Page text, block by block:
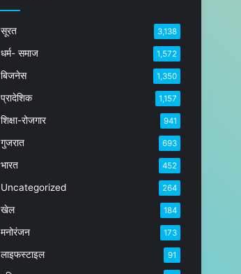
सूरत 3,138
धर्म- समाज 1,572
बिजनेस 1,350
प्रादेशिक 1,157
शिक्षा-रोजगार 941
गुजरात 693
भारत 452
Uncategorized 264
खेल 184
मनोरंजन 173
लाइफस्टाइल 91